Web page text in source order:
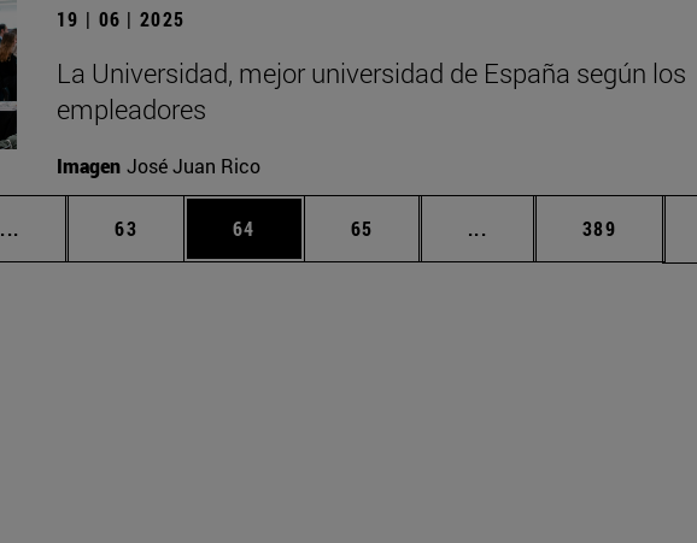
19 | 06 | 2025
La Universidad, mejor universidad de España según los
empleadores
Imagen José Juan Rico
... Páginas intermedias Use TAB para desplazarse.
Página
63 Página
64 Página
65 ... Páginas intermedias
Página
389